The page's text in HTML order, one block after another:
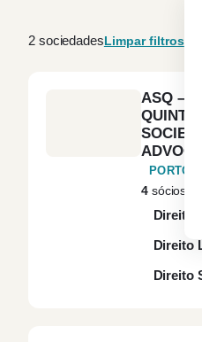
2 sociedadesLimpar filtros
ASQ –
PORTO
4sócios
Direito
Direito
Direito